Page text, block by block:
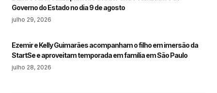
Governo do Estado no dia 9 de agosto
julho 29, 2026
Ezemir e Kelly Guimarães acompanham o filho em imersão da
StartSe e aproveitam temporada em família em São Paulo
julho 28, 2026